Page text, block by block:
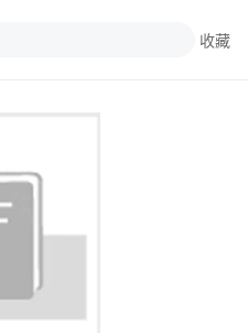
收藏